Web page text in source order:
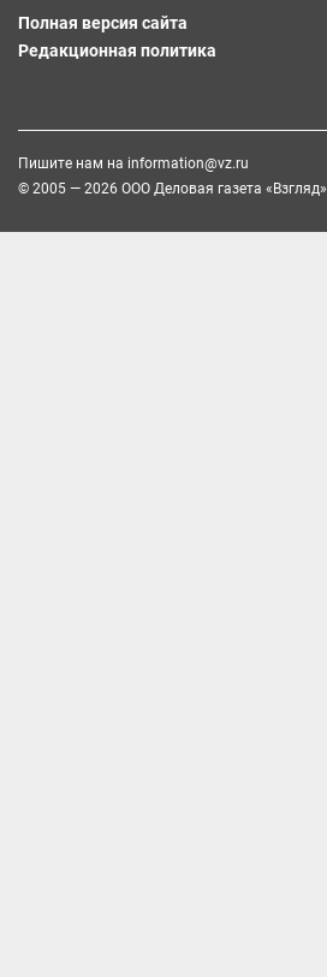
Полная версия сайта
Редакционная политика
Пишите нам на information@vz.ru
© 2005 — 2026 ООО Деловая газета «Взгляд»